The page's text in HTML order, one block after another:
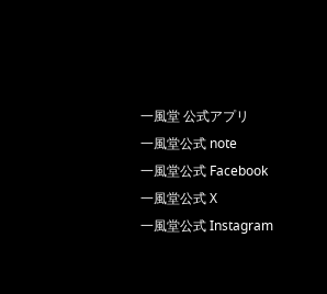
一風堂 公式アプリ
一風堂公式 note
一風堂公式 Facebook
一風堂公式 X
一風堂公式 Instagram